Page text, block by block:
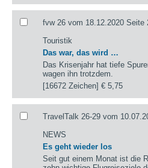
fvw 26 vom 18.12.2020 Seite
Touristik
Das war, das wird …
Das Krisenjahr hat tiefe
wagen ihn trotzdem.
[16672 Zeichen]€ 5,75
TravelTalk 26-29 vom
NEWS
Es geht wieder los
Seit gut einem Monat ist die